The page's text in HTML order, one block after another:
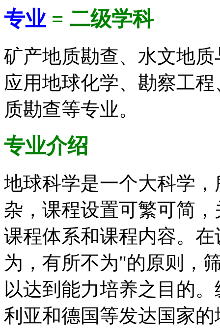
专业= 二级学科
矿产地质勘查、水文地
应用地球化学、勘察工
质勘查等专业。
专业介绍
地球科学是一个大科学
杂，课程设置可繁可简
课程体系和课程内容。
为，有所不为"的原则，
以达到能力培养之目的
利亚和德国等发达国家